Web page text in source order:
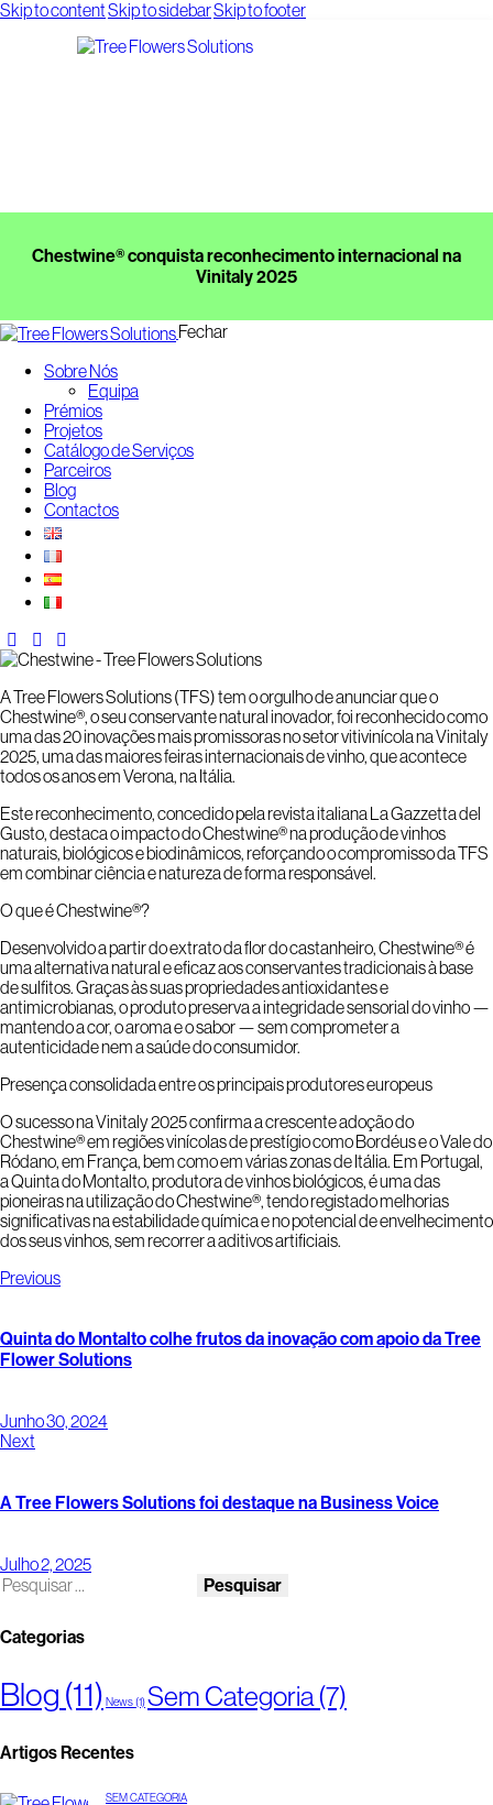
Skip to contentSkip to sidebarSkip to footer
Chestwine® conquista reconhecimento internacional na
Vinitaly 2025
Fechar
Sobre Nós
Equipa
Prémios
Projetos
Catálogo de Serviços
Parceiros
Blog
Contactos
A Tree Flowers Solutions (TFS) tem o orgulho de anunciar que o
Chestwine®, o seu conservante natural inovador, foi reconhecido como
uma das 20 inovações mais promissoras no setor vitivinícola na Vinitaly
2025, uma das maiores feiras internacionais de vinho, que acontece
todos os anos em Verona, na Itália.
Este reconhecimento, concedido pela revista italiana La Gazzetta del
Gusto, destaca o impacto do Chestwine® na produção de vinhos
naturais, biológicos e biodinâmicos, reforçando o compromisso da TFS
em combinar ciência e natureza de forma responsável.
O que é Chestwine®?
Desenvolvido a partir do extrato da flor do castanheiro, Chestwine® é
uma alternativa natural e eficaz aos conservantes tradicionais à base
de sulfitos. Graças às suas propriedades antioxidantes e
antimicrobianas, o produto preserva a integridade sensorial do vinho —
mantendo a cor, o aroma e o sabor — sem comprometer a
autenticidade nem a saúde do consumidor.
Presença consolidada entre os principais produtores europeus
O sucesso na Vinitaly 2025 confirma a crescente adoção do
Chestwine® em regiões vinícolas de prestígio como Bordéus e o Vale do
Ródano, em França, bem como em várias zonas de Itália. Em Portugal,
a Quinta do Montalto, produtora de vinhos biológicos, é uma das
pioneiras na utilização do Chestwine®, tendo registado melhorias
significativas na estabilidade química e no potencial de envelhecimento
dos seus vinhos, sem recorrer a aditivos artificiais.
Previous
Quinta do Montalto colhe frutos da inovação com apoio da Tree
Flower Solutions
Junho 30, 2024
Next
A Tree Flowers Solutions foi destaque na Business Voice
Julho 2, 2025
Categorias
Blog (11) News(1)Sem Categoria(7)
Artigos Recentes
SEM CATEGORIA